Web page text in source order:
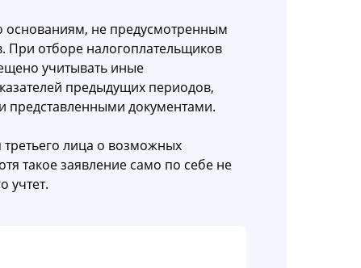
основаниям, не предусмотренным
При отборе налогоплательщиков
учитывать иные
предыдущих периодов,
представленными документами.
лица о возможных
такое заявление само по себе не
учтет.